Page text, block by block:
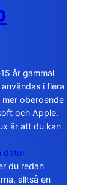
år gammal
i flera
oberoende
och Apple.
är att du kan
dator
du redan
alltså en